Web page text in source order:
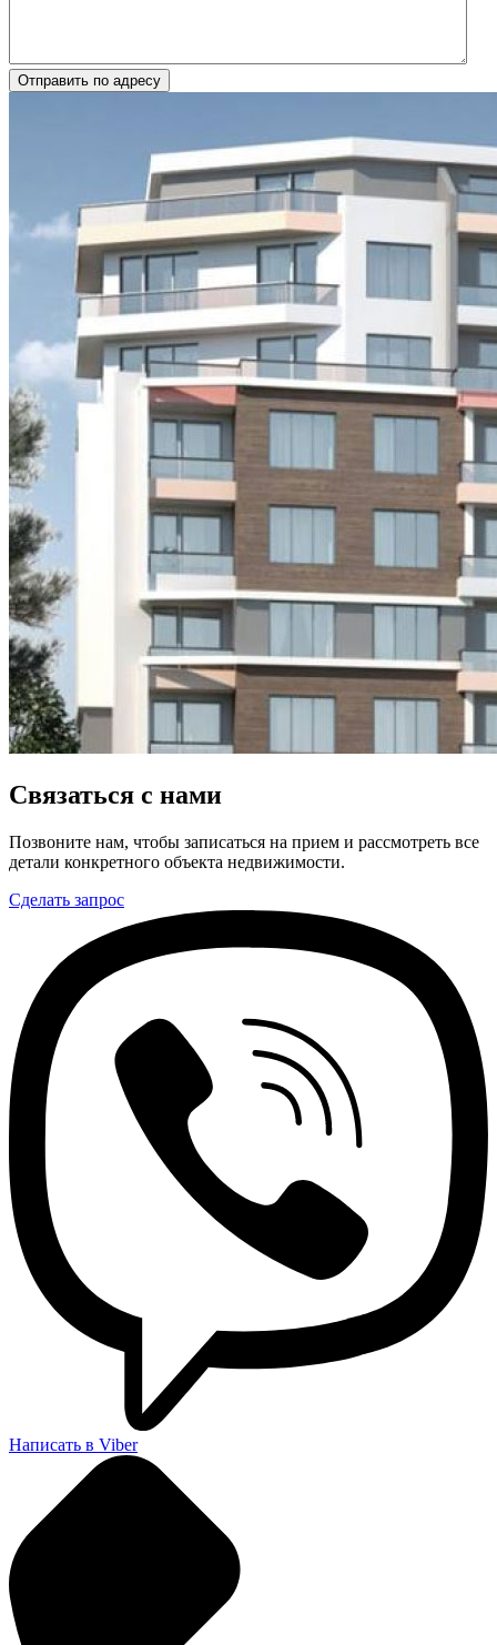
Отправить по адресу
Связаться с нами
Позвоните нам, чтобы записаться на прием и рассмотреть все
детали конкретного объекта недвижимости.
Сделать запрос
Написать в Viber